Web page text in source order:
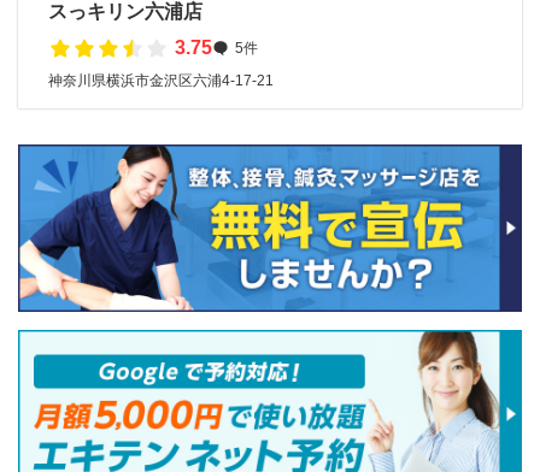
スっキリン六浦店
3.75
5件
神奈川県横浜市金沢区六浦4-17-21